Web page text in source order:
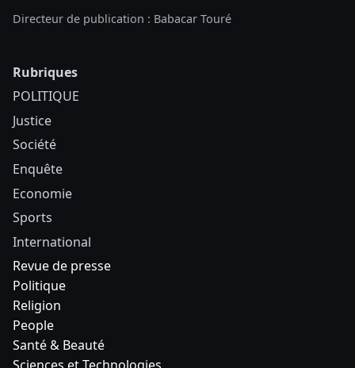
Directeur de publication : Babacar Touré
Rubriques
POLITIQUE
Justice
Société
Enquête
Economie
Sports
International
Revue de presse
Politique
Religion
People
Santé & Beauté